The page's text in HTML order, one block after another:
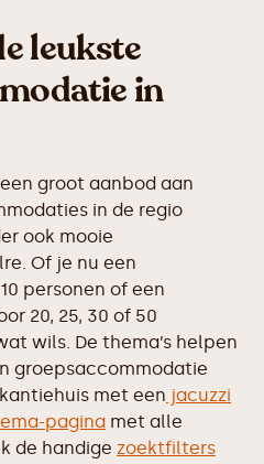
leukste
in
groot aanbod aan
in de regio
ook mooie
Of je nu een
personen of een
20, 25, 30 of 50
wils. De thema’s helpen
groepsaccommodatie
met een jacuzzi
pagina met alle
de handige zoektfilters